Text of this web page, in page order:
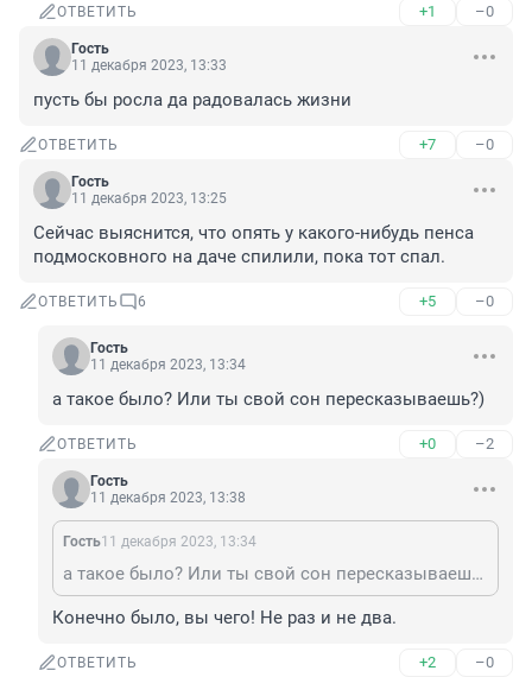
ОТВЕТИТЬ +1 –0
Гость
11 декабря 2023, 13:33
пусть бы росла да радовалась жизни
ОТВЕТИТЬ +7 –0
Гость
11 декабря 2023, 13:25
Сейчас выяснится, что опять у какого-нибудь пенса
подмосковного на даче спилили, пока тот спал.
ОТВЕТИТЬ 6 +5 –0
Гость
11 декабря 2023, 13:34
а такое было? Или ты свой сон пересказываешь?)
ОТВЕТИТЬ +0 –2
Гость
11 декабря 2023, 13:38
Гость11 декабря 2023, 13:34
а такое было? Или ты свой сон пересказываешь?)
Конечно было, вы чего! Не раз и не два.
ОТВЕТИТЬ +2 –0